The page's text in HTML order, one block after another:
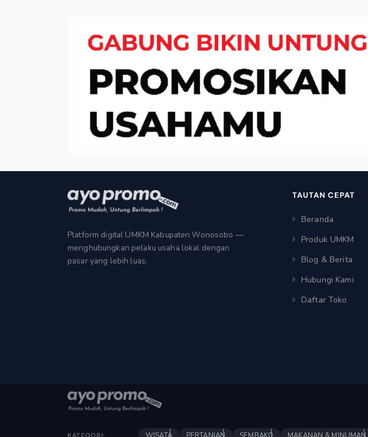
Platform digital UMKM Kabupaten Wonosobo —
menghubungkan pelaku usaha lokal dengan
pasar yang lebih luas.
TAUTAN CEPAT
Beranda
Produk UMKM
Blog & Berita
Hubungi Kami
Daftar Toko
KATEGORI: WISATA PERTANIAN SEMBAKO MAKANAN & MINUMAN